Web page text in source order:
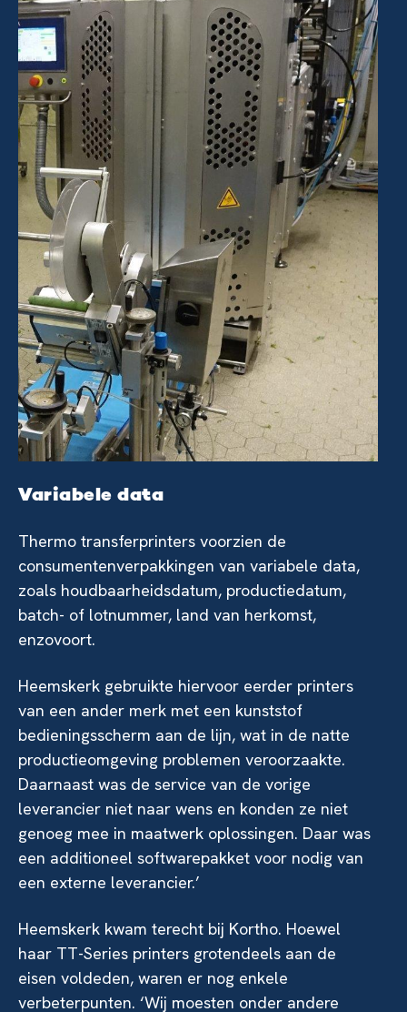
Variabele data
Thermo transferprinters voorzien de
consumentenverpakkingen van variabele data,
zoals houdbaarheidsdatum, productiedatum,
batch- of lotnummer, land van herkomst,
enzovoort.
Heemskerk gebruikte hiervoor eerder printers
van een ander merk met een kunststof
bedieningsscherm aan de lijn, wat in de natte
productieomgeving problemen veroorzaakte.
Daarnaast was de service van de vorige
leverancier niet naar wens en konden ze niet
genoeg mee in maatwerk oplossingen. Daar was
een additioneel softwarepakket voor nodig van
een externe leverancier.’
Heemskerk kwam terecht bij Kortho. Hoewel
haar TT-Series printers grotendeels aan de
eisen voldeden, waren er nog enkele
verbeterpunten. ‘Wij moesten onder andere